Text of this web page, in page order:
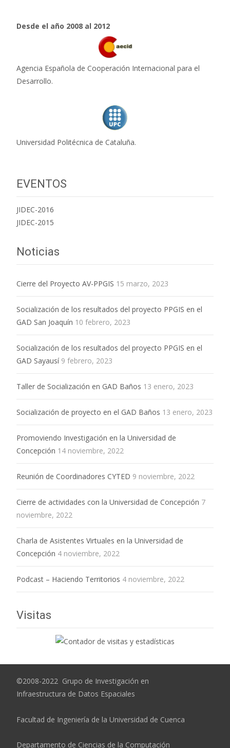
Desde el año 2008 al 2012
Agencia Española de Cooperación Internacional para el
Desarrollo.
Universidad Politécnica de Cataluña.
EVENTOS
JIDEC-2016
JIDEC-2015
Noticias
Cierre del Proyecto AV-PPGIS 15 marzo, 2023
Socialización de los resultados del proyecto PPGIS en el
GAD San Joaquín 10 febrero, 2023
Socialización de los resultados del proyecto PPGIS en el
GAD Sayausí 9 febrero, 2023
Taller de Socialización en GAD Baños 13 enero, 2023
Socialización de proyecto en el GAD Baños 13 enero, 2023
Promoviendo Investigación en la Universidad de
Concepción 14 noviembre, 2022
Reunión de Coordinadores CYTED 9 noviembre, 2022
Cierre de actividades con la Universidad de Concepción 7
noviembre, 2022
Charla de Asistentes Virtuales en la Universidad de
Concepción 4 noviembre, 2022
Podcast – Haciendo Territorios 4 noviembre, 2022
Visitas
©2008-2022 Grupo de Investigación en
Infraestructura de Datos Espaciales
Facultad de Ingeniería de la Universidad de Cuenca
Departamento de Ciencias de la Computación